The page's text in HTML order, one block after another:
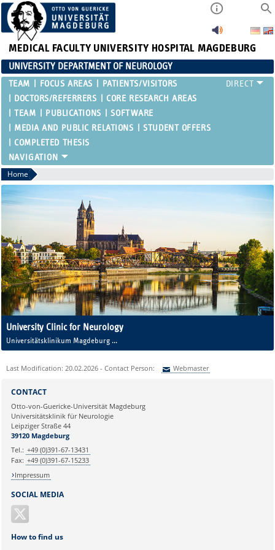
MEDICAL FACULTY UNIVERSITY HOSPITAL MAGDEBURG
UNIVERSITY DEPARTMENT OF NEUROLOGY
TEAM FOCUS AREAS
PATIENTS/VISITORS
DOCTORS/REFERRERS
CORE RESEARCH AREAS
TEAM
PUBLICATIONS
SOFTWARE
MEDIA AND PUBLIC RELATIONS
STUDENT OFFERS
COMPLETED THESIS
Home
University Clinic for Neurology
Universitätsklinikum Magdeburg
A. ö. R.
Leipziger Str. 44, 39120 Magdeburg
Last Modification: 20.02.2026 - Contact Person: Webmaster
Ihre E-Mailadresse:
Ihr Anliegen:
SOCIAL MEDIA
CONTACT
Otto-von-Guericke-Universität Magdeburg
Universitätsklinik für Neurologie
Leipziger Straße 44
39120 Magdeburg
Tel.: +49 (0)391-67-13431
Fax: +49 (0)391-67-15233
Impressum
How to find us